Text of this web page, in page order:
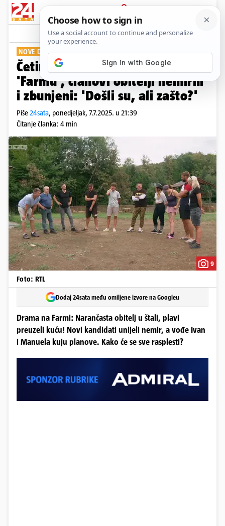
PRIJAVA
Show Komentari
NOVE DRAME NA IMANJU
Četiri kandidata stigla su na
'Farmu', članovi obitelji nemirni
i zbunjeni: 'Došli su, ali zašto?'
Piše24sata, ponedjeljak, 7.7.2025. u 21:39
Čitanje članka: 4 min
9
Foto: RTL
Dodaj 24sata među omiljene izvore na Googleu
Drama na Farmi: Narančasta obitelj u štali, plavi
preuzeli kuću! Novi kandidati unijeli nemir, a vođe Ivan
i Manuela kuju planove. Kako će se sve rasplesti?